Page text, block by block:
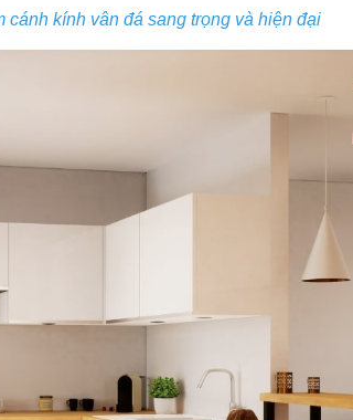
cánh kính vân đá sang trọng và hiện đại